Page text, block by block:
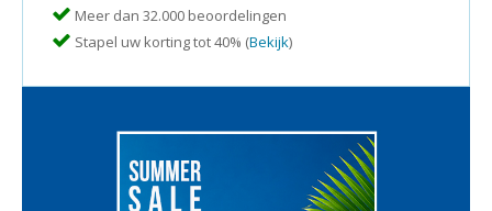
Meer dan 32.000 beoordelingen
Stapel uw korting tot 40% (Bekijk)